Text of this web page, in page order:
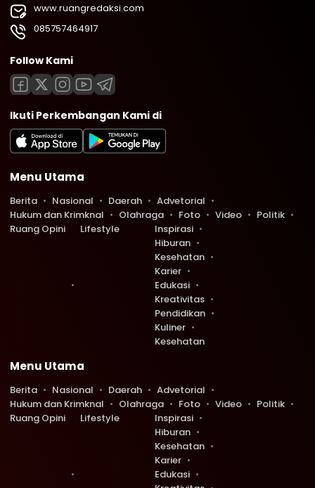
www.ruangredaksi.com
085757464917
Follow Kami
Ikuti Perkembangan Kami di
Menu Utama
Berita Nasional Daerah
Advetorial
Hukum dan Krimknal
Olahraga Foto Video
Politik
Ruang Opini
Lifestyle
Inspirasi
Hiburan
Kesehatan
Karier
Edukasi
Kreativitas
Pendidikan
Kuliner
Kesehatan
Menu Utama
Berita Nasional Daerah
Advetorial
Hukum dan Krimknal
Olahraga Foto Video
Politik
Ruang Opini
Lifestyle
Inspirasi
Hiburan
Kesehatan
Karier
Edukasi